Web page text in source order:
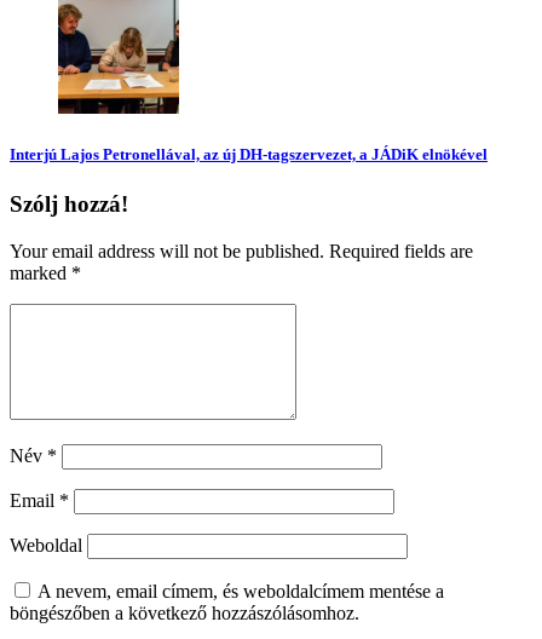
Interjú Lajos Petronellával, az új DH-tagszervezet, a JÁDiK elnökével
Szólj hozzá!
Your email address will not be published. Required fields are
marked *
Név *
Email *
Weboldal
A nevem, email címem, és weboldalcímem mentése a
böngészőben a következő hozzászólásomhoz.